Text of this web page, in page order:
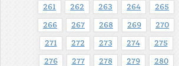
261 262 263 264 265
266 267 268 269 270
271 272 273 274 275
276 277 278 279 280